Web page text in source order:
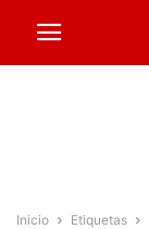
Inicio Etiquetas